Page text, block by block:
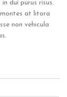
dui purus risus.
at litora
non vehicula